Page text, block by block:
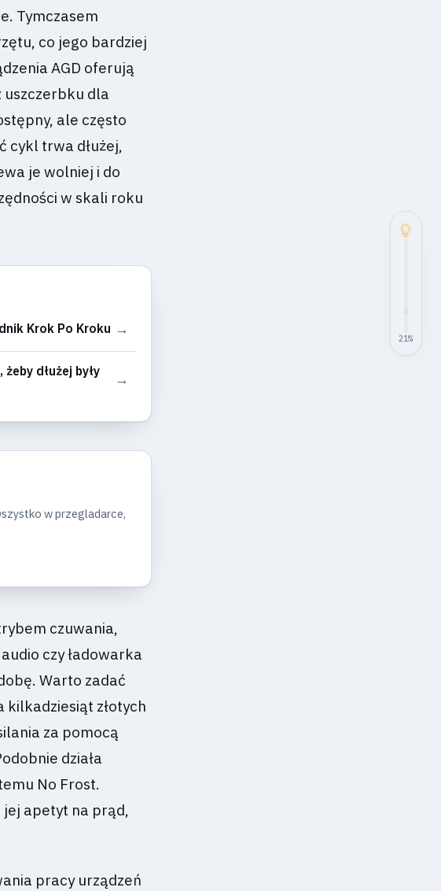
21%
Tymczasem
co jego bardziej
AGD oferują
dla
ale często
cykl trwa dłużej,
je wolniej i do
w skali roku
Krok Po Kroku →
dłużej były
→
w przegladarce,
czuwania,
czy ładowarka
Warto zadać
kilkadziesiąt złotych
za pomocą
działa
No Frost.
apetyt na prąd,
pracy urządzeń